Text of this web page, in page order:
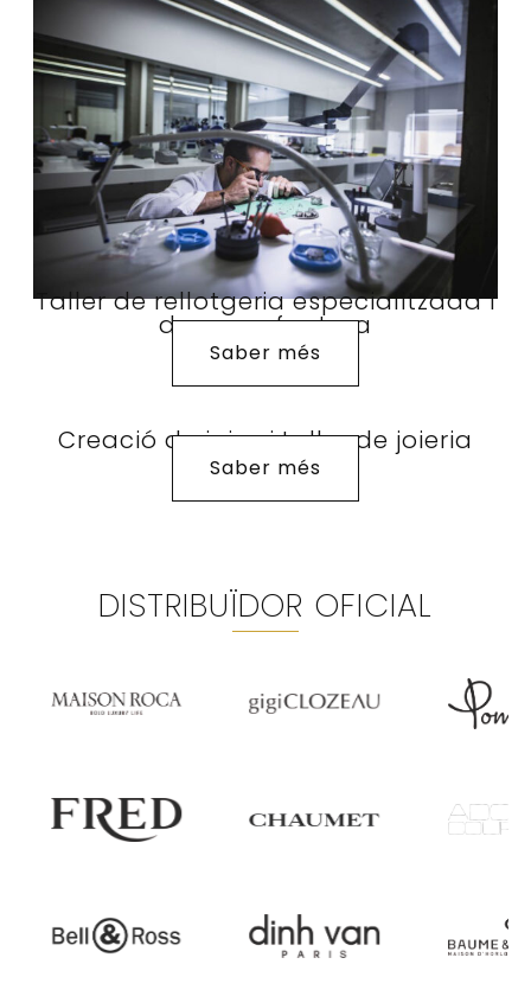
Taller de rellotgeria especialitzada i
de manufactura
Saber més
Creació de joies i taller de joieria
Saber més
DISTRIBUÏDOR OFICIAL